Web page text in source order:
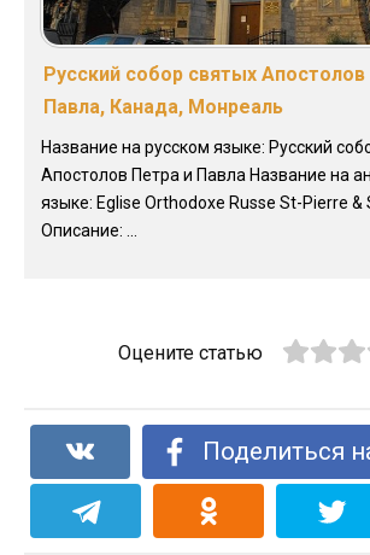
Русский собор святых
Павла, Канада, Монреаль
Название на русском языке: Русский
Апостолов Петра и Павла Название на
языке: Eglise Orthodoxe Russe St-Pierre &
Описание: ...
Оцените статью
Поделиться